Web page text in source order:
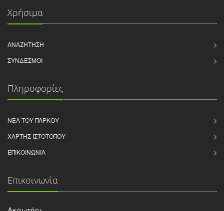
Χρήσιμα
ΑΝΑΖΉΤΗΣΗ
ΣΎΝΔΕΣΜΟΙ
Πληροφορίες
ΝΈΑ ΤΟΥ ΠΆΡΚΟΥ
ΧΆΡΤΗΣ ΙΣΤΌΤΟΠΟΥ
ΕΠΙΚΟΙΝΩΝΊΑ
Επικοινωνία